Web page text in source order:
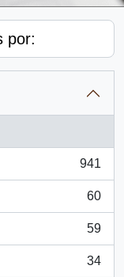
por:
941
60
59
34